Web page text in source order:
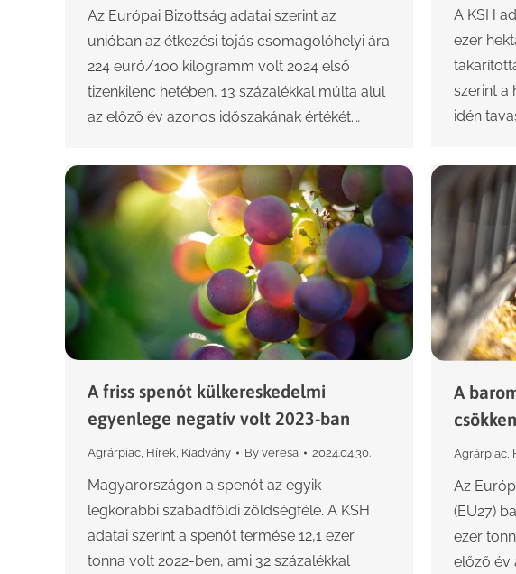
Az Európai Bizottság adatai szerint az
unióban az étkezési tojás csomagolóhelyi ára
224 euró/100 kilogramm volt 2024 első
tizenkilenc hetében, 13 százalékkal múlta alul
az előző év azonos időszakának értékét.…
A KSH
ezer
szerint a
idén
A
Agrárpiac
Az
(EU27)
ezer
előző év
A friss spenót külkereskedelmi
egyenlege negatív volt 2023-ban
Agrárpiac, Hírek, Kiadvány By veresa 2024.04.30.
Magyarországon a spenót az egyik
legkorábbi szabadföldi zöldségféle. A KSH
adatai szerint a spenót termése 12,1 ezer
tonna volt 2022-ben, ami 32 százalékkal